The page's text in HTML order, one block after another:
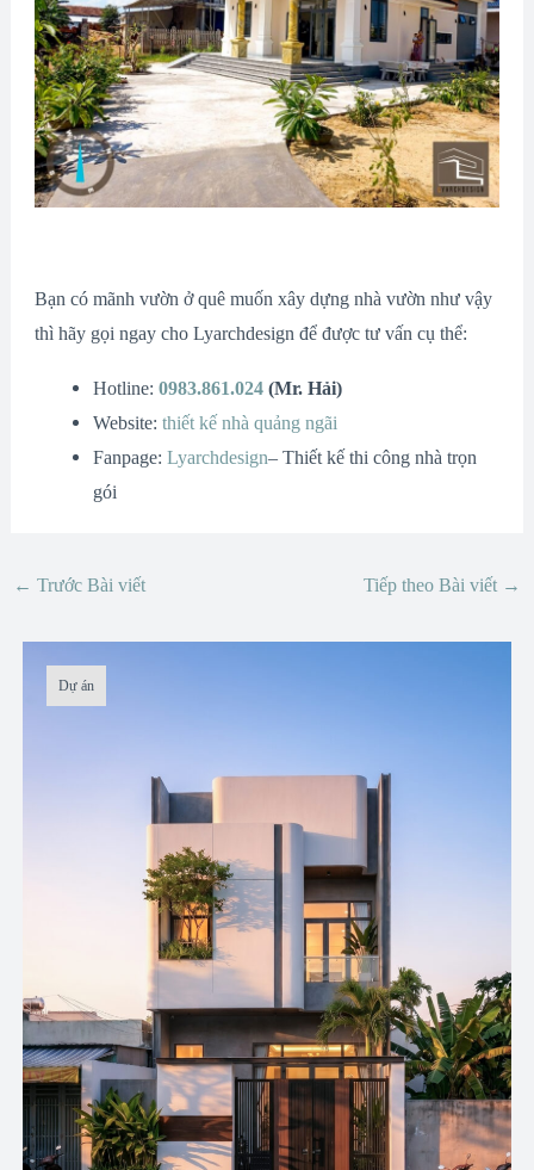
Bạn có mãnh vườn ở quê muốn xây dựng nhà vườn như vậy
thì hãy gọi ngay cho Lyarchdesign để được tư vấn cụ thể:
Hotline: 0983.861.024 (Mr. Hải)
Website:thiết kế nhà quảng ngãi
Fanpage:Lyarchdesign– Thiết kế thi công nhà trọn
gói
← Trước Bài viết Tiếp theo Bài viết →
Dự án